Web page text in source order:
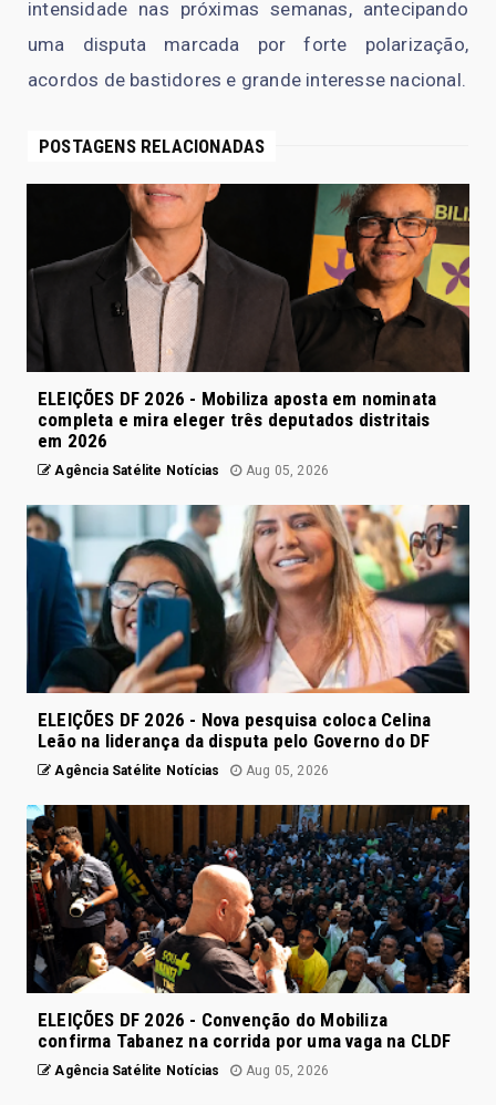
intensidade nas próximas semanas, antecipando
uma disputa marcada por forte polarização,
acordos de bastidores e grande interesse nacional.
POSTAGENS RELACIONADAS
ELEIÇÕES DF 2026 - Mobiliza aposta em nominata
completa e mira eleger três deputados distritais
em 2026
Agência Satélite Notícias Aug 05, 2026
ELEIÇÕES DF 2026 - Nova pesquisa coloca Celina
Leão na liderança da disputa pelo Governo do DF
Agência Satélite Notícias Aug 05, 2026
ELEIÇÕES DF 2026 - Convenção do Mobiliza
confirma Tabanez na corrida por uma vaga na CLDF
Agência Satélite Notícias Aug 05, 2026